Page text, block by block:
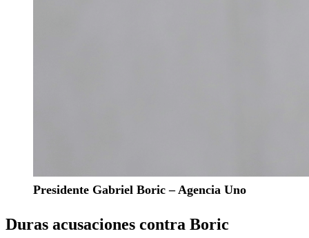
Presidente Gabriel Boric – Agencia Uno
Duras acusaciones contra Boric